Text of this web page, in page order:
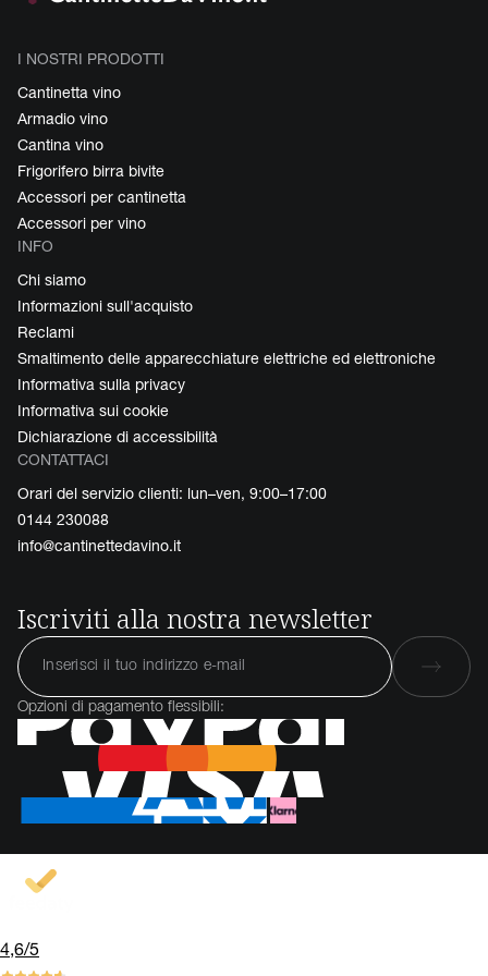
una cantinetta vino a doppia zona di temperatura. Questi modelli
temperati e pronti da gustare.
I NOSTRI PRODOTTI
Cantinetta vino
Armadio vino
Cantina vino
Frigorifero birra bivite
Accessori per cantinetta
Accessori per vino
INFO
Chi siamo
Informazioni sull'acquisto
Reclami
Smaltimento delle apparecchiature elettriche ed elettroniche
Informativa sulla privacy
Informativa sui cookie
Dichiarazione di accessibilità
CONTATTACI
Orari del servizio clienti: lun–ven, 9:00–17:00
0144 230088
info@cantinettedavino.it
Iscriviti alla nostra newsletter
Opzioni di pagamento flessibili:
4,6/5